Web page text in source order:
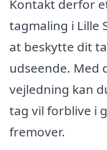
Kontakt derfor
tagmaling i Lille
at beskytte dit
udseende. Med
vejledning kan
tag vil forblive i
fremover.